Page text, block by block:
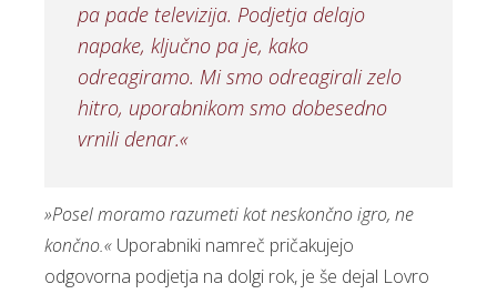
pa pade televizija. Podjetja delajo
napake, ključno pa je, kako
odreagiramo. Mi smo odreagirali zelo
hitro, uporabnikom smo dobesedno
vrnili denar.«
»Posel moramo razumeti kot neskončno igro, ne
končno.« Uporabniki namreč pričakujejo
odgovorna podjetja na dolgi rok, je še dejal Lovro